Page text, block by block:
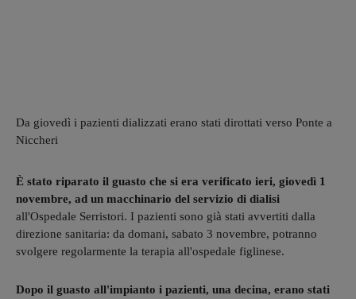
Da giovedì i pazienti dializzati erano stati dirottati verso Ponte a
Niccheri
È stato riparato il guasto che si era verificato ieri, giovedì 1
novembre, ad un macchinario del servizio di dialisi
all'Ospedale Serristori. I pazienti sono già stati avvertiti dalla
direzione sanitaria: da domani, sabato 3 novembre, potranno
svolgere regolarmente la terapia all'ospedale figlinese.
Dopo il guasto all'impianto i pazienti, una decina, erano stati